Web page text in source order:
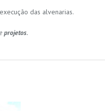
das alvenarias.
projetos.